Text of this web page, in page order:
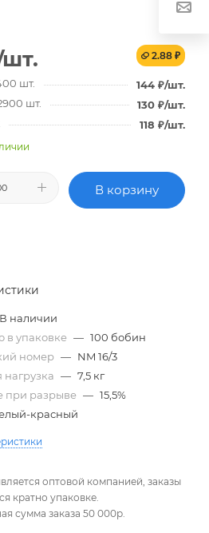
2.88 ₽
шт. 144 ₽/шт.
шт.
130 ₽/шт.
118 ₽/шт.
В корзину
В наличии
в упаковке — 100 бобин
номер — NM 16/3
— 7,5 кг
при разрыве — 15,5%
красный
оптовой компанией, заказы
кратно упаковке.
сумма заказа 50 000р.